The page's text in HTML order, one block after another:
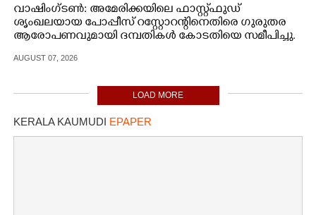
വാഷിംഗ്ടൺ: അമേരിക്കയിലെ ഫാസ്റ്റ്ഫുഡ്
ശൃംഖലയായ പോപ്പീസ് റസ്റ്റോറന്റിനെതിരെ ഗുരുതര
ആരോപണവുമായി ദമ്പതികൾ കോടതിയെ സമീപിച്ചു.
AUGUST 07, 2026
LOAD MORE
KERALA KAUMUDI EPAPER